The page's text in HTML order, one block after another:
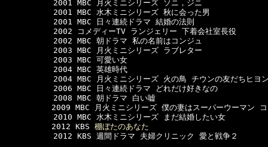
  　　　　　2001 MBC 月火ミニシリーズ ソニ，ジニ
  　　　　　2001 MBC 水木ミニシリーズ 秋に会った男
  　　　　　2001 MBC 日々連続ドラマ 結婚の法則
  　　　　　2002 コメディーTV ランジェリー 下着会社室長役
  　　　　　2002 MBC 朝ドラマ 私の名前はコンジュ
  　　　　　2003 MBC 月火ミニシリーズ ラブレター
  　　　　　2003 MBC 可愛い女
  　　　　　2004 MBC 英雄時代
　　　　　2004 MBC 月火ミニシリーズ 火の鳥 チウンの友だちヒヨ
  　　　　　2006 MBC 日々連続ドラマ どれだけ好きなの
  　　　　　2008 MBC 朝ドラマ 白い嘘
2009 MBC 月火ミニシリーズ 僕の妻はスーパーウーマン コ
  　　　　　2010 MBC 水木ミニシリーズ まだ結婚したい女
2012 KBS 棚ぼたのあなた
  　　　　　2012 KBS 週間ドラマ 夫婦クリニック 愛と戦争２